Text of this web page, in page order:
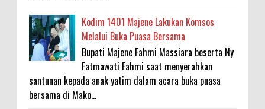
Kodim 1401 Majene Lakukan Komsos
Melalui Buka Puasa Bersama
Bupati Majene Fahmi Massiara beserta Ny
Fatmawati Fahmi saat menyerahkan
santunan kepada anak yatim dalam acara buka puasa
bersama di Mako...